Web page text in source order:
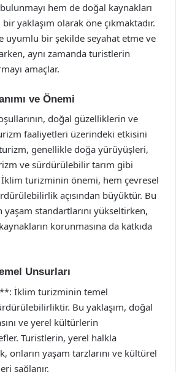
hem de doğal kaynakları
yaklaşım olarak öne çıkmaktadır.
uyumlu bir şekilde seyahat etme ve
aynı zamanda turistlerin
amaçlar.
ve Önemi
doğal güzelliklerin ve
faaliyetleri üzerindeki etkisini
genellikle doğa yürüyüşleri,
ve sürdürülebilir tarım gibi
İklim turizminin önemi, hem çevresel
açısından büyüktür. Bu
yaşam standartlarını yükseltirken,
korunmasına da katkıda
Unsurları
İklim turizminin temel
Bu yaklaşım, doğal
ve yerel kültürlerin
Turistlerin, yerel halkla
onların yaşam tarzlarını ve kültürel
sağlanır.